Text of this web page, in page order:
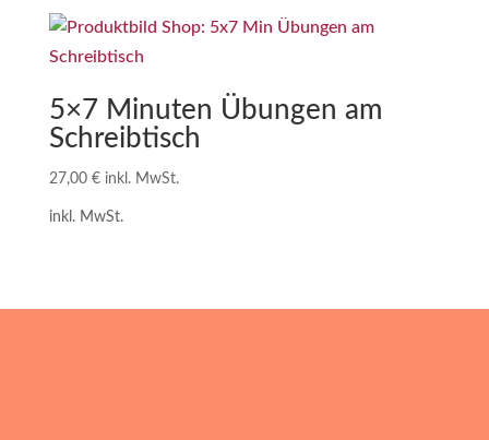
5×7 Minuten Übungen am
Schreibtisch
27,00 € inkl. MwSt.
inkl. MwSt.